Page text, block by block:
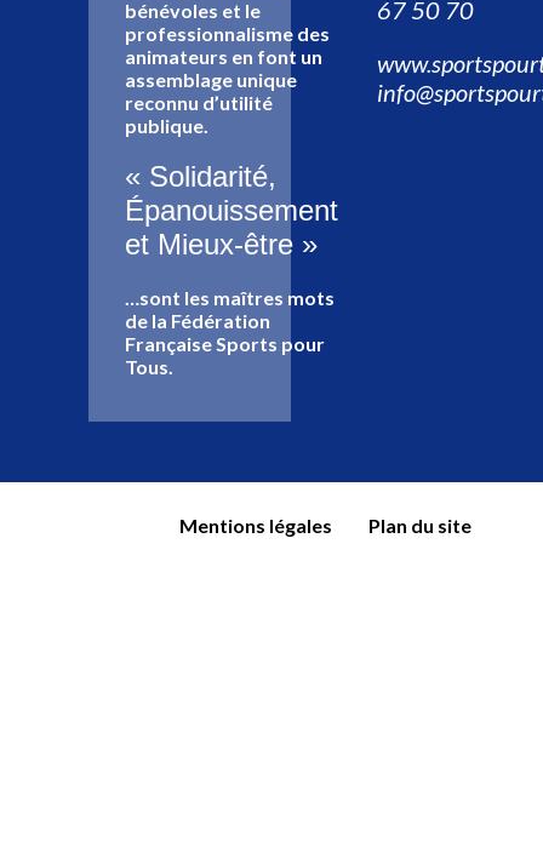
bénévoles et le
professionnalisme des
animateurs en font un
assemblage unique
reconnu d’utilité
publique.
« Solidarité,
Épanouissement
et Mieux-être »
…sont les maîtres mots
de la Fédération
Française Sports pour
Tous.
67 50 70
Mentions légales Plan du site